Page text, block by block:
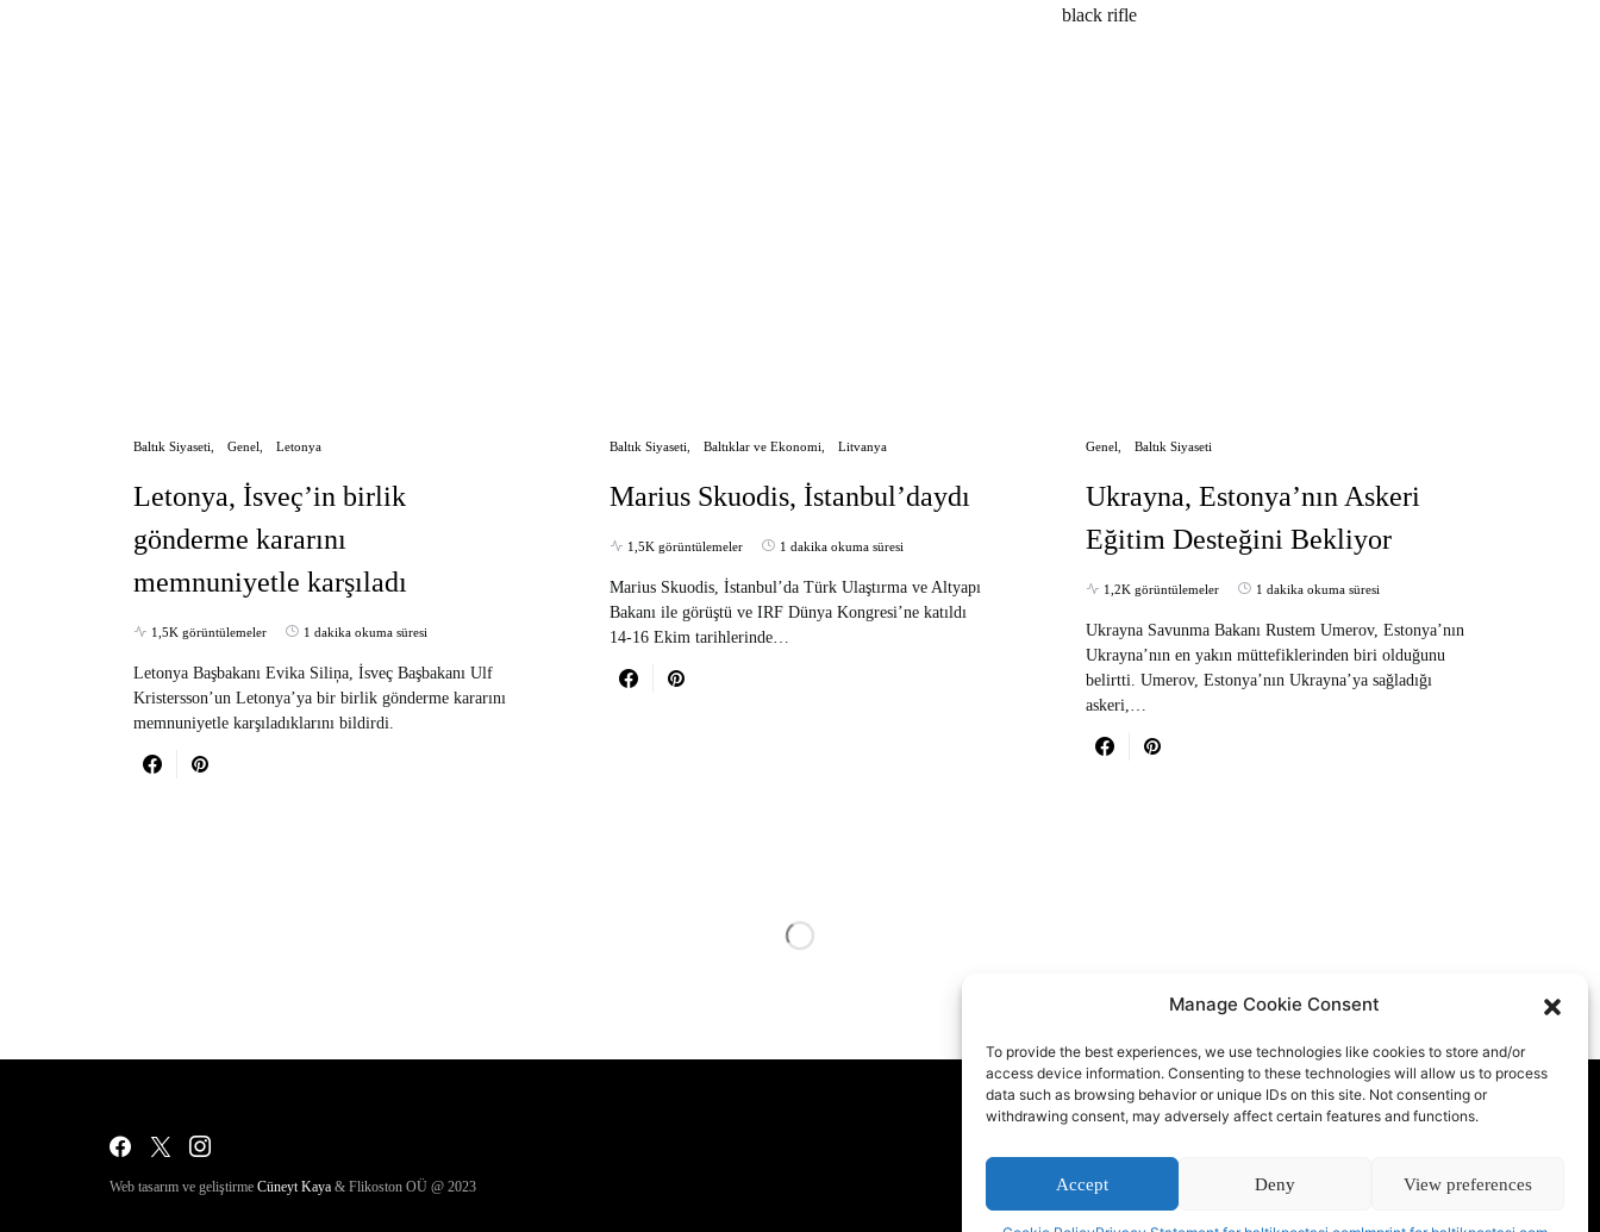
Manage Cookie Consent
To provide the best experiences, we use technologies like cookies to store and/or
access device information. Consenting to these technologies will allow us to process
data such as browsing behavior or unique IDs on this site. Not consenting or
withdrawing consent, may adversely affect certain features and functions.
Accept Deny View preferences
Baltık Siyaseti Genel Letonya
Letonya, İsveç’in birlik
gönderme kararını
memnuniyetle karşıladı
1,5K görüntülemeler 1 dakika okuma süresi
Letonya Başbakanı Evika Siliņa, İsveç Başbakanı Ulf
Kristersson’un Letonya’ya bir birlik gönderme kararını
memnuniyetle karşıladıklarını bildirdi.
Baltık Siyaseti Baltıklar ve Ekonomi Litvanya
Marius Skuodis, İstanbul’daydı
1,5K görüntülemeler 1 dakika okuma süresi
Marius Skuodis, İstanbul’da Türk Ulaştırma ve Altyapı
Bakanı ile görüştü ve IRF Dünya Kongresi’ne katıldı
14-16 Ekim tarihlerinde…
Genel Baltık Siyaseti
Ukrayna, Estonya’nın Askeri
Eğitim Desteğini Bekliyor
1,2K görüntülemeler 1 dakika okuma süresi
Ukrayna Savunma Bakanı Rustem Umerov, Estonya’nın
Ukrayna’nın en yakın müttefiklerinden biri olduğunu
belirtti. Umerov, Estonya’nın Ukrayna’ya sağladığı
askeri,…
Web tasarım ve geliştirme Cüneyt Kaya & Flikoston OÜ @ 2023
BALTIK POSTASI